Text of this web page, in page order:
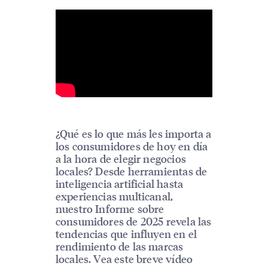
¿Qué es lo que más les importa a
los consumidores de hoy en día
a la hora de elegir negocios
locales? Desde herramientas de
inteligencia artificial hasta
experiencias multicanal,
nuestro Informe sobre
consumidores de 2025 revela las
tendencias que influyen en el
rendimiento de las marcas
locales. Vea este breve vídeo